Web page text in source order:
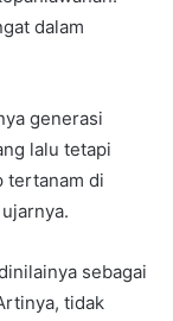
dalam
generasi
lalu tetapi
tertanam di
sebagai
tidak